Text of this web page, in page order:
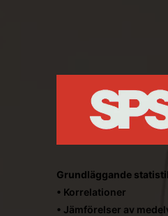
Grundläggande statisti
• Korrelationer
• Jämförelser av